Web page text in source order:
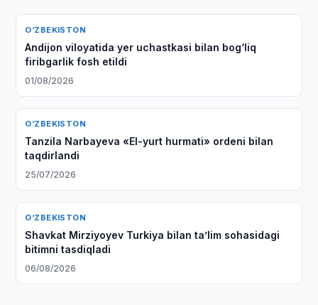
O‘ZBEKISTON
Andijon viloyatida yer uchastkasi bilan bog‘liq
firibgarlik fosh etildi
01/08/2026
O‘ZBEKISTON
Tanzila Narbayeva «El-yurt hurmati» ordeni bilan
taqdirlandi
25/07/2026
O‘ZBEKISTON
Shavkat Mirziyoyev Turkiya bilan taʼlim sohasidagi
bitimni tasdiqladi
06/08/2026